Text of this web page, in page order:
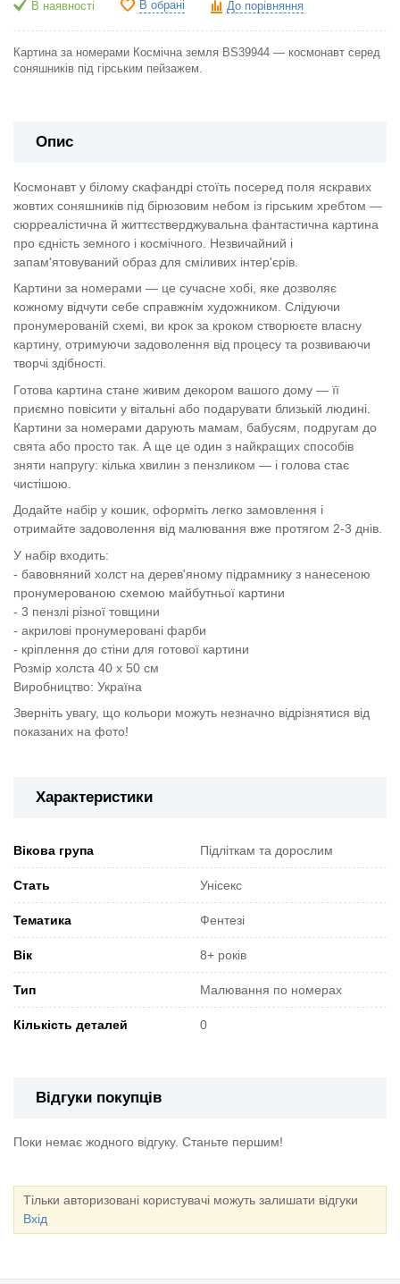
В наявності В обрані До порівняння
Картина за номерами Космічна земля BS39944 — космонавт серед
соняшників під гірським пейзажем.
Опис
Космонавт у білому скафандрі стоїть посеред поля яскравих
жовтих соняшників під бірюзовим небом із гірським хребтом —
сюрреалістична й життєстверджувальна фантастична картина
про єдність земного і космічного. Незвичайний і
запам'ятовуваний образ для сміливих інтер'єрів.
Картини за номерами — це сучасне хобі, яке дозволяє
кожному відчути себе справжнім художником. Слідуючи
пронумерованій схемі, ви крок за кроком створюєте власну
картину, отримуючи задоволення від процесу та розвиваючи
творчі здібності.
Готова картина стане живим декором вашого дому — її
приємно повісити у вітальні або подарувати близькій людині.
Картини за номерами дарують мамам, бабусям, подругам до
свята або просто так. А ще це один з найкращих способів
зняти напругу: кілька хвилин з пензликом — і голова стає
чистішою.
Додайте набір у кошик, оформіть легко замовлення і
отримайте задоволення від малювання вже протягом 2-3 днів.
У набір входить:
- бавовняний холст на дерев'яному підрамнику з нанесеною
пронумерованою схемою майбутньої картини
- 3 пензлі різної товщини
- акрилові пронумеровані фарби
- кріплення до стіни для готової картини
Розмір холста 40 х 50 см
Виробництво: Україна
Зверніть увагу, що кольори можуть незначно відрізнятися від
показаних на фото!
Характеристики
Вікова група Підліткам та дорослим
Стать Унісекс
Тематика Фентезі
Вік 8+ років
Тип Малювання по номерах
Кількість деталей 0
Відгуки покупців
Поки немає жодного відгуку. Станьте першим!
Тільки авторизовані користувачі можуть залишати відгуки
Вхід